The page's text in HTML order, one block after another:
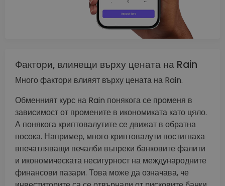
Фактори, влияещи върху цената на Rain
Много фактори влияят върху цената на Rain.
Обменният курс на Rain понякога се променя в
зависимост от промените в икономиката като цяло.
А понякога криптовалутите се движат в обратна
посока. Например, много криптовалути постигнаха
впечатляващи печалби въпреки банковите фалити
и икономическата несигурност на международните
финансови пазари. Това може да означава, че